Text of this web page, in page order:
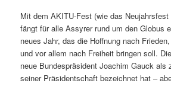
Mit dem AKITU-Fest (wie das
fängt für alle Assyrer rund um den Globus
neues Jahr, das die Hoffnung nach
und vor allem nach Freiheit bringen soll.
neue Bundespräsident Joachim Gauck als
seiner Präsidentschaft bezeichnet hat –